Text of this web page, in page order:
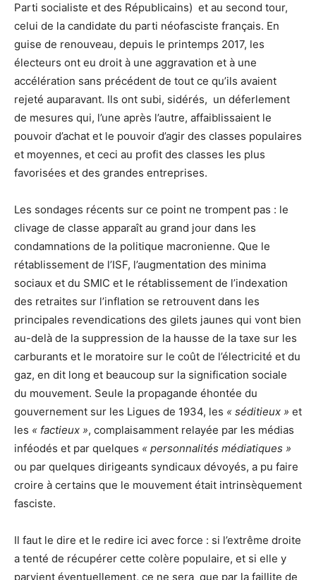
Parti socialiste et des Républicains) et au second tour,
celui de la candidate du parti néofasciste français. En
guise de renouveau, depuis le printemps 2017, les
électeurs ont eu droit à une aggravation et à une
accélération sans précédent de tout ce qu’ils avaient
rejeté auparavant. Ils ont subi, sidérés, un déferlement
de mesures qui, l’une après l’autre, affaiblissaient le
pouvoir d’achat et le pouvoir d’agir des classes populaires
et moyennes, et ceci au profit des classes les plus
favorisées et des grandes entreprises.
Les sondages récents sur ce point ne trompent pas : le
clivage de classe apparaît au grand jour dans les
condamnations de la politique macronienne. Que le
rétablissement de l’ISF, l’augmentation des minima
sociaux et du SMIC et le rétablissement de l’indexation
des retraites sur l’inflation se retrouvent dans les
principales revendications des gilets jaunes qui vont bien
au-delà de la suppression de la hausse de la taxe sur les
carburants et le moratoire sur le coût de l’électricité et du
gaz, en dit long et beaucoup sur la signification sociale
du mouvement. Seule la propagande éhontée du
gouvernement sur les Ligues de 1934, les « séditieux » et
les « factieux », complaisamment relayée par les médias
inféodés et par quelques « personnalités médiatiques »
ou par quelques dirigeants syndicaux dévoyés, a pu faire
croire à certains que le mouvement était intrinsèquement
fasciste.
Il faut le dire et le redire ici avec force : si l’extrême droite
a tenté de récupérer cette colère populaire, et si elle y
parvient éventuellement, ce ne sera que par la faillite de